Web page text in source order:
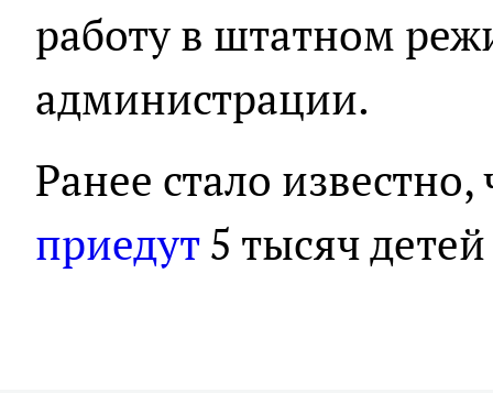
работу в штатном
администрации.
Ранее стало
приедут5 тысяч